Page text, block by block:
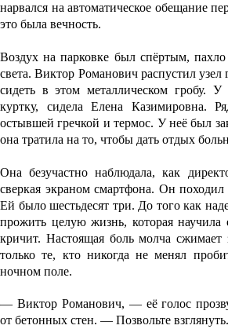
нарвался на автоматическое обещание
это была вечность.
Воздух на парковке был спёртым,
света. Виктор Романович распустил
сидеть в этом металлическом гробу.
куртку, сидела Елена Казимировна.
остывшей гречкой и термос. У неё был
она тратила на то, чтобы дать отдых
Она безучастно наблюдала, как
сверкая экраном смартфона. Он походил
Ей было шестьдесят три. До того как
прожить целую жизнь, которая научила
кричит. Настоящая боль молча
только те, кто никогда не менял
ночном поле.
— Виктор Романович, — её голос
от бетонных стен. — Позвольте